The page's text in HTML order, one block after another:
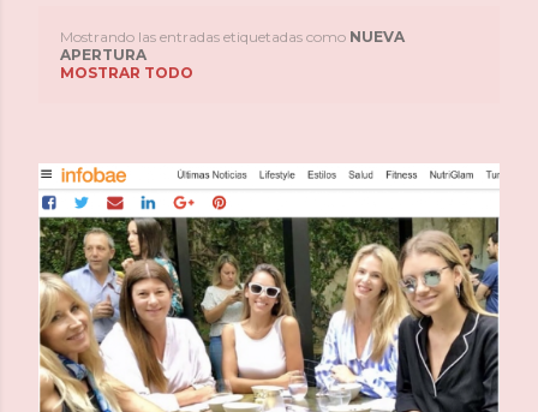
t
r
a
d
a
s
Mostrando las entradas etiquetadas como NUEVA
APERTURA
MOSTRAR TODO